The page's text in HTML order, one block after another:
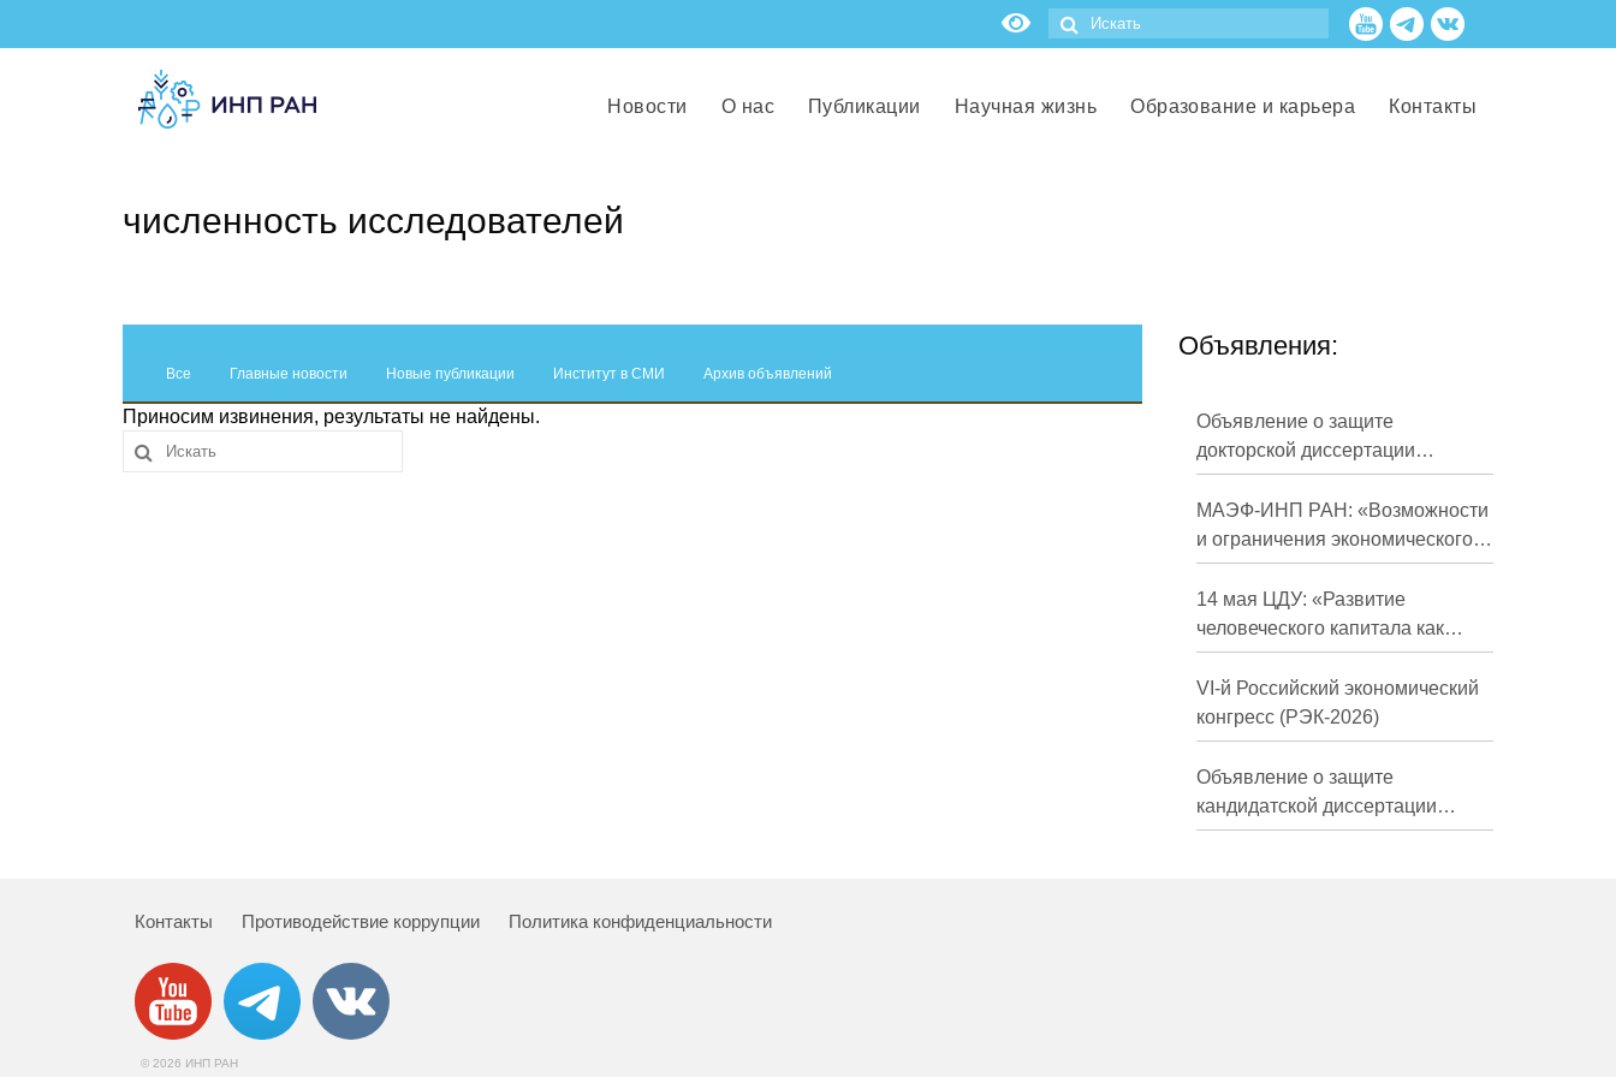
Новости О нас Публикации Научная жизнь Образование и карьера Контакты
численность исследователей
Все Главные новости Новые публикации Институт в СМИ Архив объявлений
Приносим извинения, результаты не найдены.
Объявления:
Объявление о защите
докторской диссертации
Кузнецова Михаила
Евгеньевича
МАЭФ-ИНП РАН: «Возможности
и ограничения экономического
развития России в средне- и
долгосрочной перспективе»
14 мая ЦДУ: «Развитие
человеческого капитала как
фактор экономического роста»
VI-й Российский экономический
конгресс (РЭК-2026)
Объявление о защите
кандидатской диссертации
Трындиной Николь Сергеевны
Контакты Противодействие коррупции Политика конфиденциальности
© 2026 ИНП РАН